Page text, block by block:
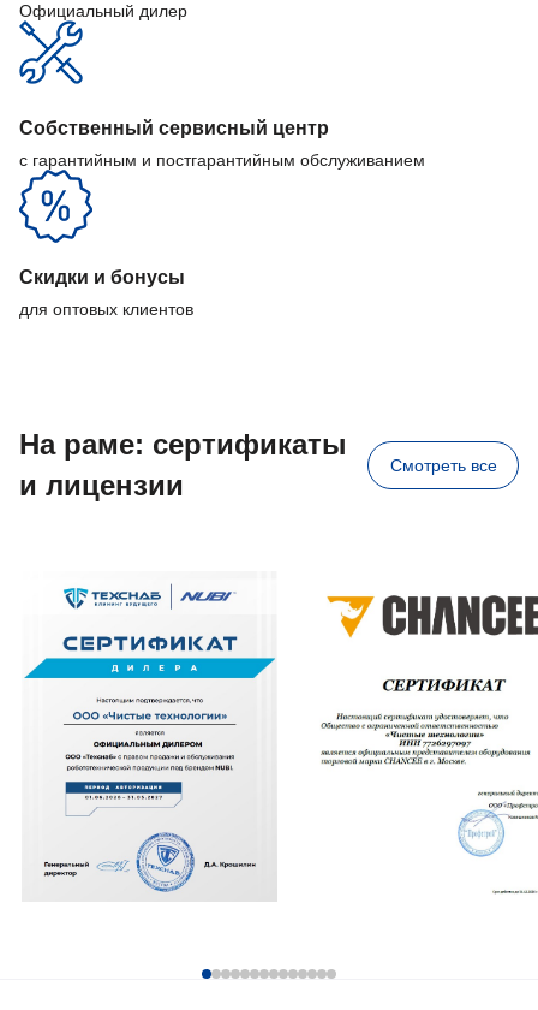
Официальный дилер
Собственный сервисный центр
с гарантийным и постгарантийным обслуживанием
Скидки и бонусы
для оптовых клиентов
На раме: сертификаты
и лицензии
Смотреть все